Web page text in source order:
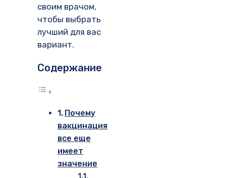
своим врачом,
чтобы выбрать
лучший для вас
вариант.
Содержание
Почему
вакцинация
все еще
имеет
значение